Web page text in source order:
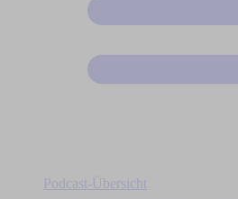
Podcast-Übersicht